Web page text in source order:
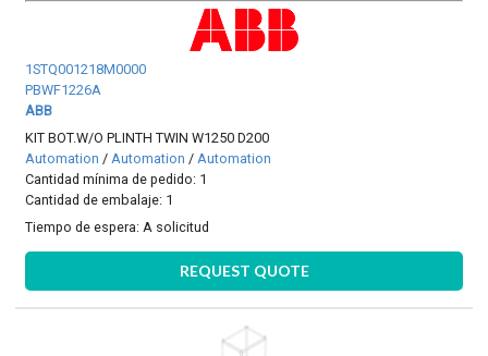
1STQ001218M0000
PBWF1226A
ABB
KIT BOT.W/O PLINTH TWIN W1250 D200
Automation /Automation /Automation
Cantidad mínima de pedido: 1
Cantidad de embalaje: 1
Tiempo de espera:A solicitud
REQUEST QUOTE